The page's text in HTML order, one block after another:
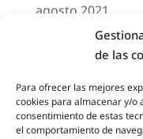
de las
Para ofrecer las mejores
cookies para almacenar y/o
consentimiento de estas
el comportamiento de
agosto 2021
marzo 2021
febrero 2021
octubre 2020
agosto 2020